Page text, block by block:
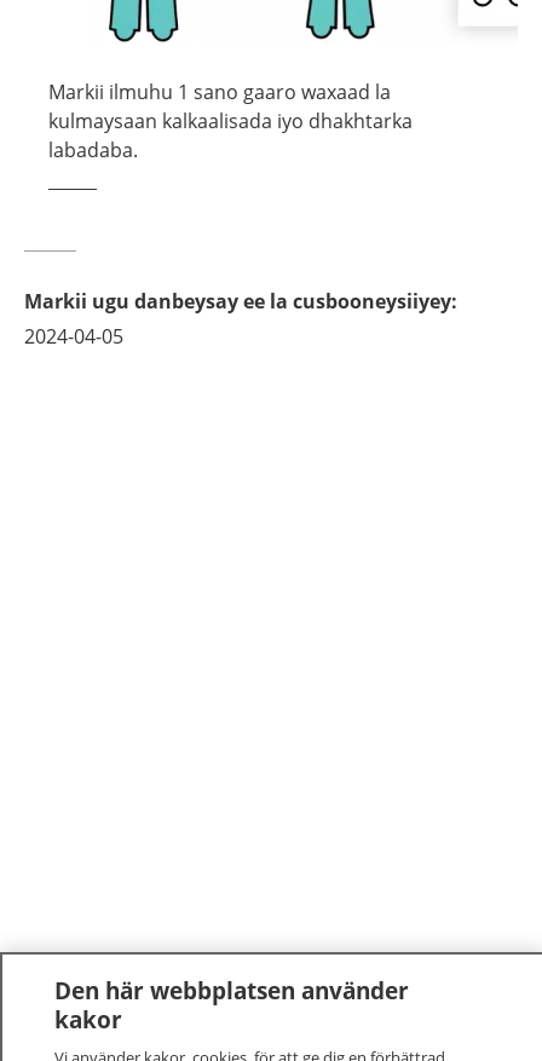
Markii ilmuhu 1 sano gaaro waxaad la
kulmaysaan kalkaalisada iyo dhakhtarka
labadaba.
Markii ugu danbeysay ee la cusbooneysiiyey:
2024-04-05
Den här webbplatsen använder
kakor